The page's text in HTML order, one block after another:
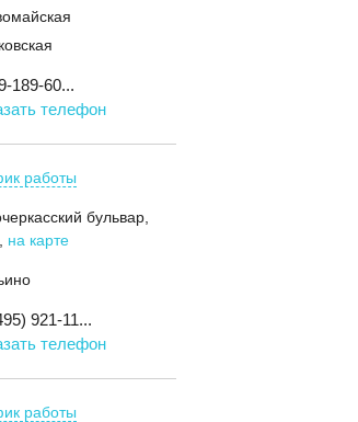
189-60...
телефон
работы
бульвар,
на карте
921-11...
телефон
работы